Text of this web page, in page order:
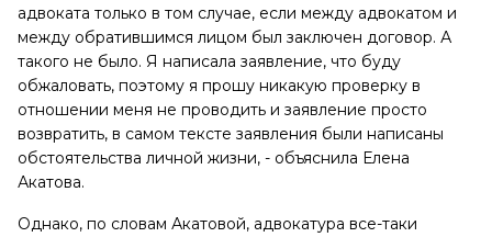
адвоката только в том случае, если между адвокатом и
между обратившимся лицом был заключен договор. А
такого не было. Я написала заявление, что буду
обжаловать, поэтому я прошу никакую проверку в
отношении меня не проводить и заявление просто
возвратить, в самом тексте заявления были написаны
обстоятельства личной жизни, - объяснила Елена
Акатова.
Однако, по словам Акатовой, адвокатура все-таки